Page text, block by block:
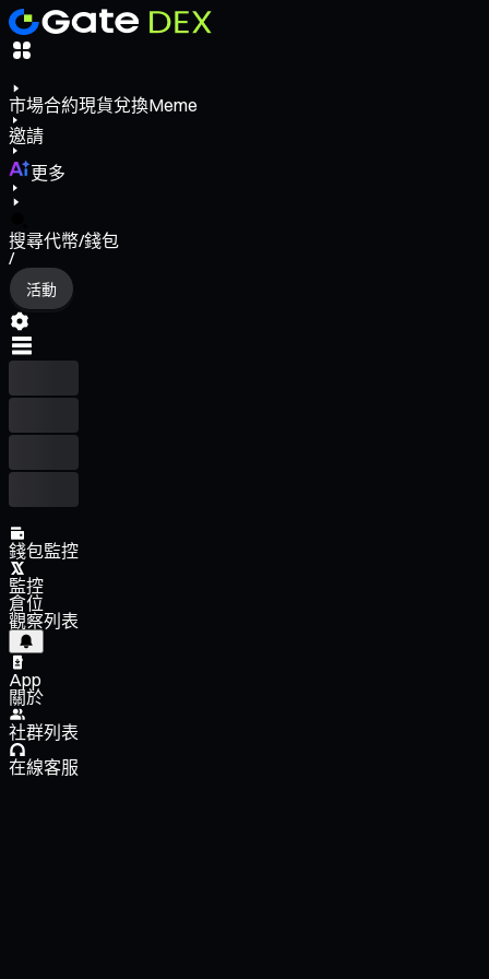
市場合約現貨兌換Meme
邀請
更多
搜尋代幣/錢包
/
活動
錢包監控
監控
倉位
觀察列表
App
關於
社群列表
在線客服